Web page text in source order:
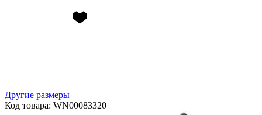
Другие размеры
Код товара: WN00083320